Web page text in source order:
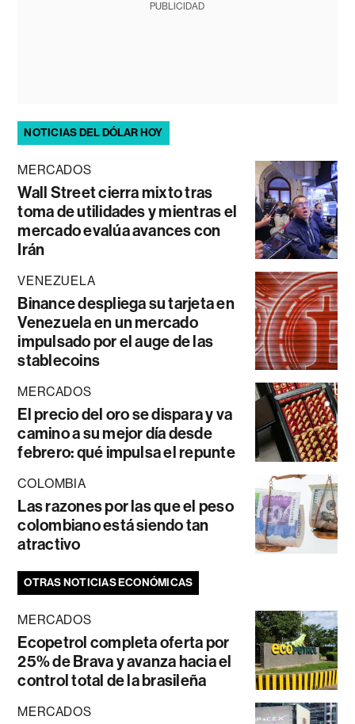
PUBLICIDAD
NOTICIAS DEL DÓLAR HOY
MERCADOS
Wall Street cierra mixto tras
toma de utilidades y mientras el
mercado evalúa avances con
Irán
VENEZUELA
Binance despliega su tarjeta en
Venezuela en un mercado
impulsado por el auge de las
stablecoins
MERCADOS
El precio del oro se dispara y va
camino a su mejor día desde
febrero: qué impulsa el repunte
COLOMBIA
Las razones por las que el peso
colombiano está siendo tan
atractivo
OTRAS NOTICIAS ECONÓMICAS
MERCADOS
Ecopetrol completa oferta por
25% de Brava y avanza hacia el
control total de la brasileña
MERCADOS